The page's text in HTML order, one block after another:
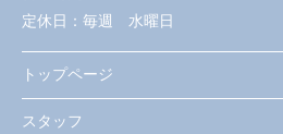
定休日： 毎週 水曜日
トップページ
スタッフ